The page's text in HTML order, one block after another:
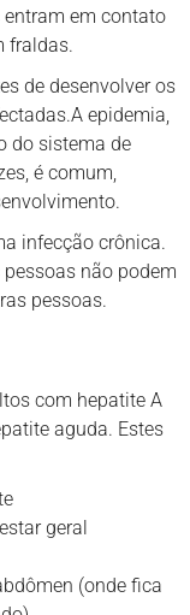
entram em contato
fraldas.
de desenvolver os
epidemia,
do sistema de
é comum,
infecção crônica.
não podem
pessoas.
com hepatite A
aguda. Estes
geral
(onde fica